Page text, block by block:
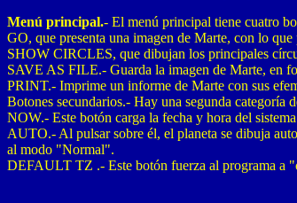
Menú principal.- El menú principal tiene cuatro
GO, que presenta una imagen de Marte, con lo
SHOW CIRCLES, que dibujan los principales
SAVE AS FILE.- Guarda la imagen de Marte, en
PRINT.- Imprime un informe de Marte con sus
Botones secundarios.- Hay una segunda categoría
NOW.- Este botón carga la fecha y hora del
AUTO.- Al pulsar sobre él, el planeta se dibuja
al modo "Normal".
DEFAULT TZ .- Este botón fuerza al programa a